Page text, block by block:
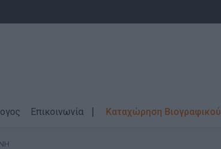
Επικοινωνία Καταχώρηση Βιογραφικού